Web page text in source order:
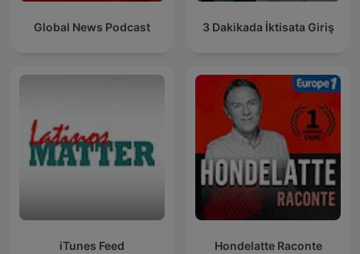
Global News Podcast 3 Dakikada İktisata Giriş
iTunes Feed Hondelatte Raconte